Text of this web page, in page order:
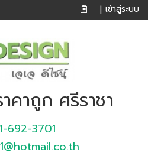
| เข้าสู่ระบบ
คาถูก ศรีราชา
692-3701